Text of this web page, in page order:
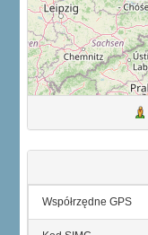
Współrzędne GPS